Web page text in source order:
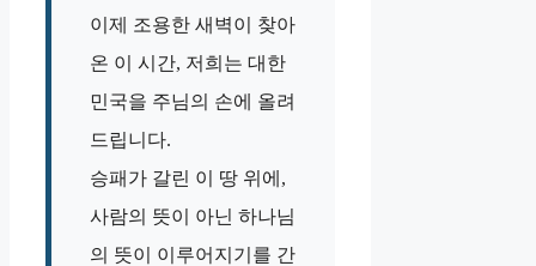
이제 조용한 새벽이 찾아
온 이 시간, 저희는 대한
민국을 주님의 손에 올려
드립니다.
승패가 갈린 이 땅 위에,
사람의 뜻이 아닌 하나님
의 뜻이 이루어지기를 간